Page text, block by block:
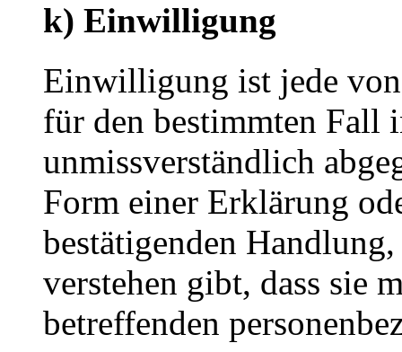
k) Einwilligung
Einwilligung ist jede
für den bestimmten Fall
unmissverständlich
Form einer Erklärung
bestätigenden
verstehen gibt, dass sie
betreffenden